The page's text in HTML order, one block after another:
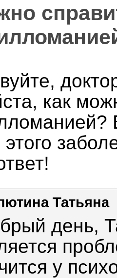
как
Татьяна
день,
у